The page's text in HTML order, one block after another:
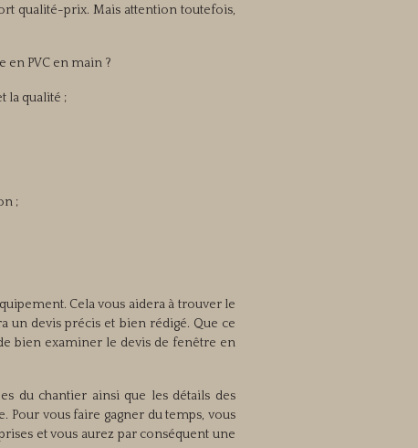
qualité-prix. Mais attention toutefois,
PVC en main ?
la qualité ;
;
Cela vous aidera à trouver le
un devis précis et bien rédigé. Que ce
bien examiner le devis de fenêtre en
du chantier ainsi que les détails des
Pour vous faire gagner du temps, vous
et vous aurez par conséquent une